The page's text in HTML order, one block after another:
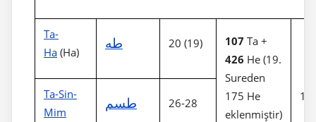
Ta-
Ha (Ha)
طه 20 (19) 107 Ta +
426 He (19.
Sureden
175 He
eklenmiştir)
Ta-Sin-
Mim
طسم 26-28